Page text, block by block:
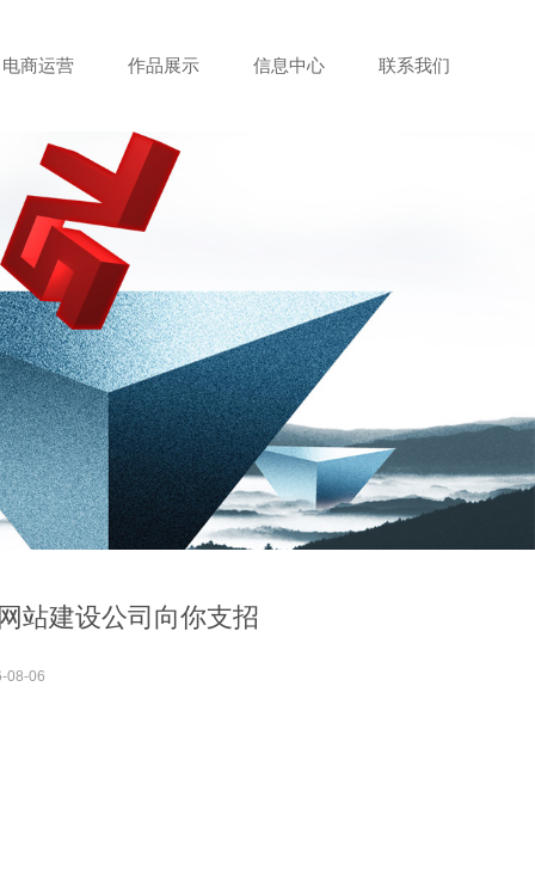
电商运营 作品展示 信息中心 联系我们
站建设公司向你支招
08-06